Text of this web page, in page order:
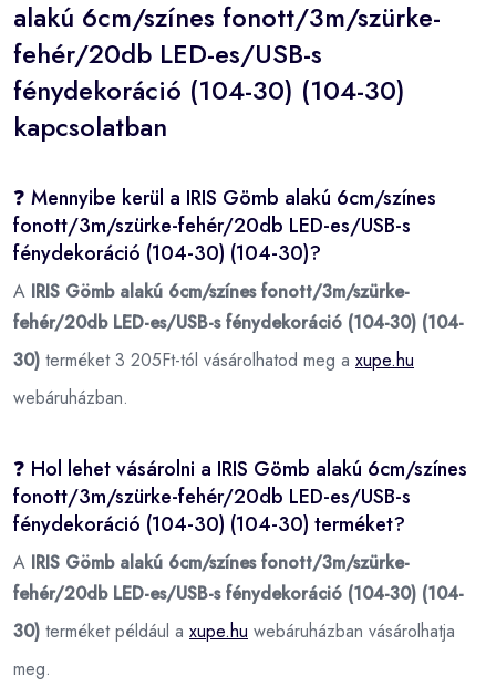
alakú 6cm/színes fonott/3m/szürke-
fehér/20db LED-es/USB-s
fénydekoráció (104-30) (104-30)
kapcsolatban
❓ Mennyibe kerül a IRIS Gömb alakú 6cm/színes
fonott/3m/szürke-fehér/20db LED-es/USB-s
fénydekoráció (104-30) (104-30)?
A IRIS Gömb alakú 6cm/színes fonott/3m/szürke-
fehér/20db LED-es/USB-s fénydekoráció (104-30) (104-
30) terméket 3 205Ft-tól vásárolhatod meg a xupe.hu
webáruházban.
❓ Hol lehet vásárolni a IRIS Gömb alakú 6cm/színes
fonott/3m/szürke-fehér/20db LED-es/USB-s
fénydekoráció (104-30) (104-30) terméket?
A IRIS Gömb alakú 6cm/színes fonott/3m/szürke-
fehér/20db LED-es/USB-s fénydekoráció (104-30) (104-
30) terméket például a xupe.hu webáruházban vásárolhatja
meg.